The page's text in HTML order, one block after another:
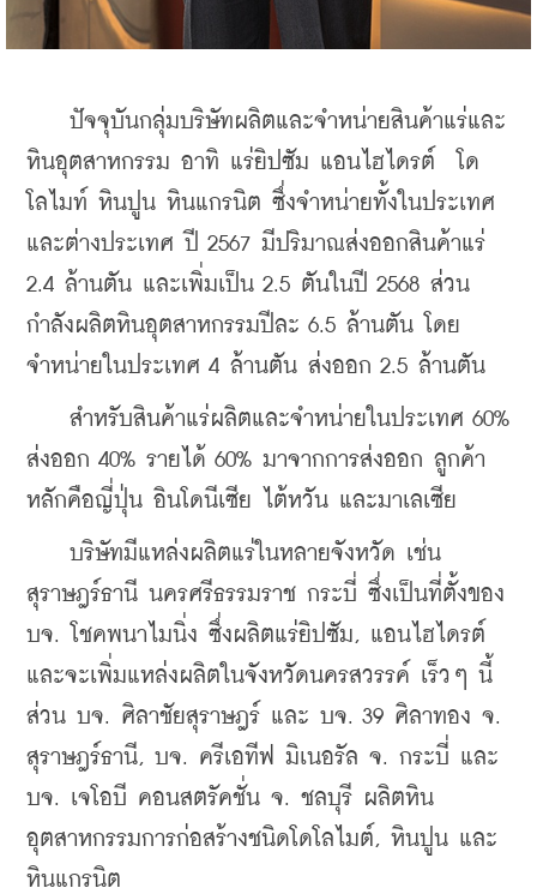
ปัจจุบันกลุ่มบริษัทผลิตและจำหน่ายสินค้าแร่และ
หินอุตสาหกรรม อาทิ แร่ยิปซัม แอนไฮไดรต์  โด
โลไมท์ หินปูน หินแกรนิต ซึ่งจำหน่ายทั้งในประเทศ
และต่างประเทศ ปี 2567 มีปริมาณส่งออกสินค้าแร่
2.4 ล้านตัน และเพิ่มเป็น 2.5 ตันในปี 2568 ส่วน
กำลังผลิตหินอุตสาหกรรมปีละ 6.5 ล้านตัน โดย
จำหน่ายในประเทศ 4 ล้านตัน ส่งออก 2.5 ล้านตัน
สำหรับสินค้าแร่ผลิตและจำหน่ายในประเทศ 60%
ส่งออก 40% รายได้ 60% มาจากการส่งออก ลูกค้า
หลักคือญี่ปุ่น อินโดนีเซีย ไต้หวัน และมาเลเซีย
บริษัทมีแหล่งผลิตแร่ในหลายจังหวัด เช่น
สุราษฎร์ธานี นครศรีธรรมราช กระบี่ ซึ่งเป็นที่ตั้งของ
บจ. โชคพนาไมนิ่ง ซึ่งผลิตแร่ยิปซัม, แอนไฮไดรต์
และจะเพิ่มแหล่งผลิตในจังหวัดนครสวรรค์ เร็วๆ นี้
ส่วน บจ. ศิลาชัยสุราษฎร์ และ บจ. 39 ศิลาทอง จ.
สุราษฎร์ธานี, บจ. ครีเอทีฟ มิเนอรัล จ. กระบี่ และ
บจ. เจโอบี คอนสตรัคชั่น จ. ชลบุรี ผลิตหิน
อุตสาหกรรมการก่อสร้างชนิดโดโลไมต์, หินปูน และ
หินแกรนิต